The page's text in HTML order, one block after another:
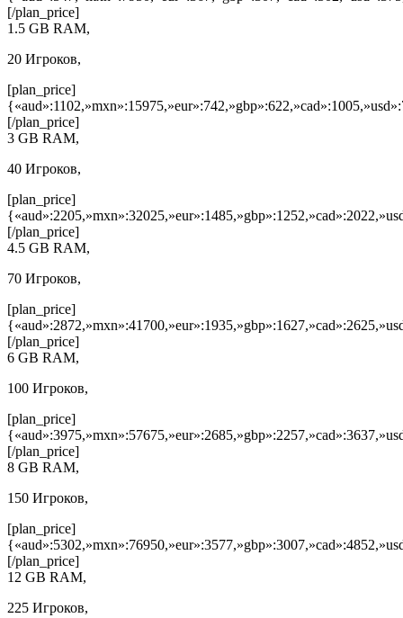
[/plan_price]
1.5 GB RAM,
20 Игроков,
[plan_price]
[/plan_price]
3 GB RAM,
40 Игроков,
[plan_price]
[/plan_price]
4.5 GB RAM,
70 Игроков,
[plan_price]
[/plan_price]
6 GB RAM,
100 Игроков,
[plan_price]
[/plan_price]
8 GB RAM,
150 Игроков,
[plan_price]
[/plan_price]
12 GB RAM,
225 Игроков,